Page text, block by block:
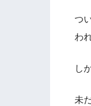
つ
わ
し
未